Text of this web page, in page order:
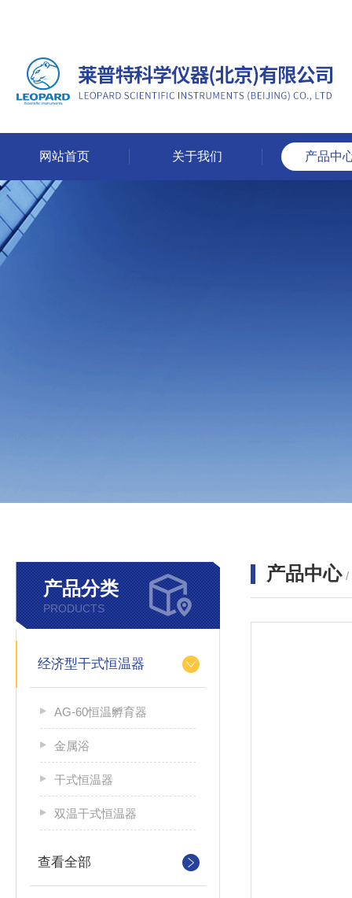
网站首页 关于我们 产品中
产品分类
PRODUCTS
经济型干式恒温器
AG-60恒温孵育器
金属浴
干式恒温器
双温干式恒温器
查看全部
产品中心 /